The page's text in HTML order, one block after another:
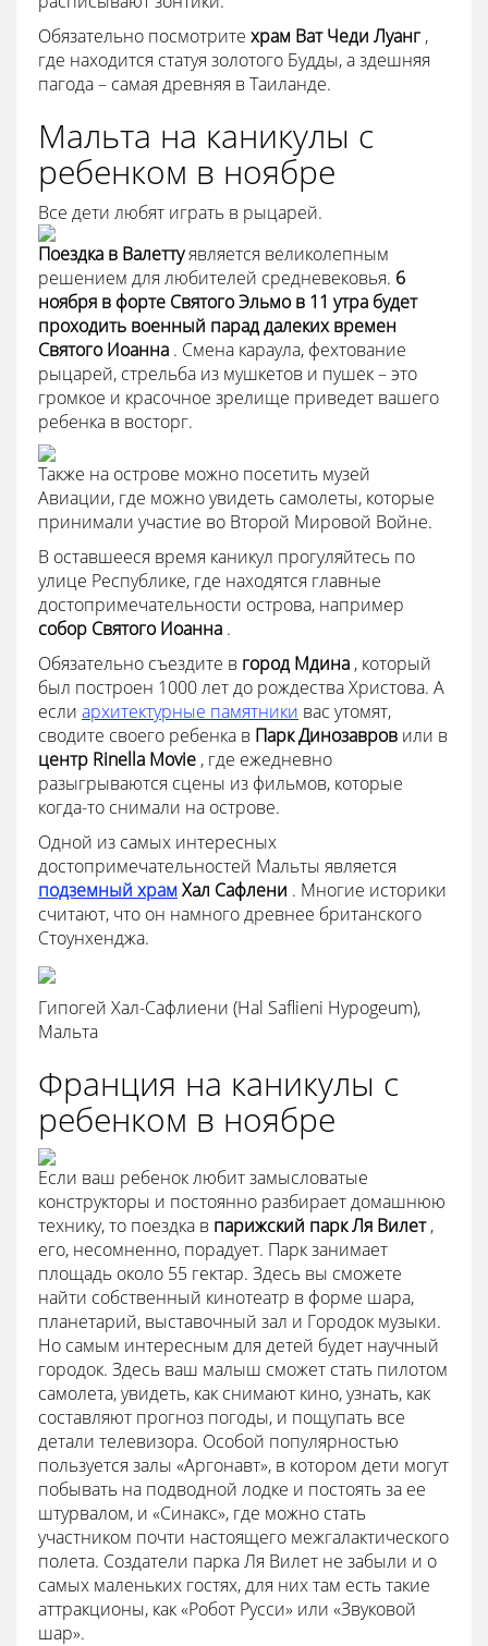
Обязательно посмотрите храм Ват Чеди Луанг ,
где находится статуя золотого Будды, а здешняя
пагода – самая древняя в Таиланде.
Мальта на каникулы с
ребенком в ноябре
Все дети любят играть в рыцарей.
Поездка в Валеттуявляется великолепным
решением для любителей средневековья. 6
ноября в форте Святого Эльмо в 11 утра будет
проходить военный парад далеких времен
Святого Иоанна . Смена караула, фехтование
рыцарей, стрельба из мушкетов и пушек – это
громкое и красочное зрелище приведет вашего
ребенка в восторг.
Также на острове можно посетить музей
Авиации, где можно увидеть самолеты, которые
принимали участие во Второй Мировой Войне.
В оставшееся время каникул прогуляйтесь по
улице Республике, где находятся главные
достопримечательности острова, например
собор Святого Иоанна .
Обязательно съездите в город Мдина , который
был построен 1000 лет до рождества Христова. А
если архитектурные памятники вас утомят,
сводите своего ребенка в Парк Динозавров или в
центр Rinella Movie , где ежедневно
разыгрываются сцены из фильмов, которые
когда-то снимали на острове.
Одной из самых интересных
достопримечательностей Мальты является
подземный храм Хал Сафлени . Многие историки
считают, что он намного древнее британского
Стоунхенджа.
Гипогей Хал-Сафлиени (Hal Saflieni Hypogeum),
Мальта
Франция на каникулы с
ребенком в ноябре
Если ваш ребенок любит замысловатые
конструкторы и постоянно разбирает домашнюю
технику, то поездка в парижский парк Ля Вилет,
его, несомненно, порадует. Парк занимает
площадь около 55 гектар. Здесь вы сможете
найти собственный кинотеатр в форме шара,
планетарий, выставочный зал и Городок музыки.
Но самым интересным для детей будет научный
городок. Здесь ваш малыш сможет стать пилотом
самолета, увидеть, как снимают кино, узнать, как
составляют прогноз погоды, и пощупать все
детали телевизора. Особой популярностью
пользуется залы «Аргонавт», в котором дети могут
побывать на подводной лодке и постоять за ее
штурвалом, и «Синакс», где можно стать
участником почти настоящего межгалактического
полета. Создатели парка Ля Вилет не забыли и о
самых маленьких гостях, для них там есть такие
аттракционы, как «Робот Русси» или «Звуковой
шар».